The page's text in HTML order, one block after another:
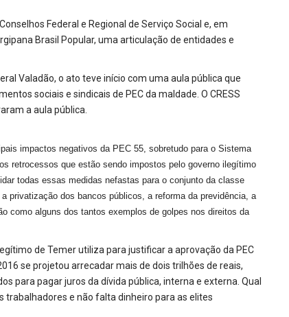
Federal e Regional de Serviço Social e, em
Brasil Popular, uma articulação de entidades e
Valadão, o ato teve início com uma aula pública que
sociais e sindicais de PEC da maldade. O CRESS
a aula pública.
impactos negativos da PEC 55, sobretudo para o Sistema
retrocessos que estão sendo impostos pelo governo ilegítimo
todas essas medidas nefastas para o conjunto da classe
privatização dos bancos públicos, a reforma da previdência, a
como alguns dos tantos exemplos de golpes nos direitos da
de Temer utiliza para justificar a aprovação da PEC
se projetou arrecadar mais de dois trilhões de reais,
para pagar juros da dívida pública, interna e externa. Qual
trabalhadores e não falta dinheiro para as elites